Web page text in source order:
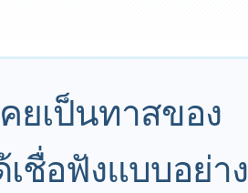
ยเป็นทาสของ
ชื่อฟังแบบอย่าง